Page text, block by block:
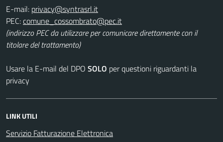
E-mail:
PEC:
(indirizzo PEC da utilizzare per comunicare direttamente con il
titolare del trattamento)
Usare la E-mail del DPO SOLO per questioni riguardanti la
privacy
LINK UTILI
Servizio Fatturazione Elettronica